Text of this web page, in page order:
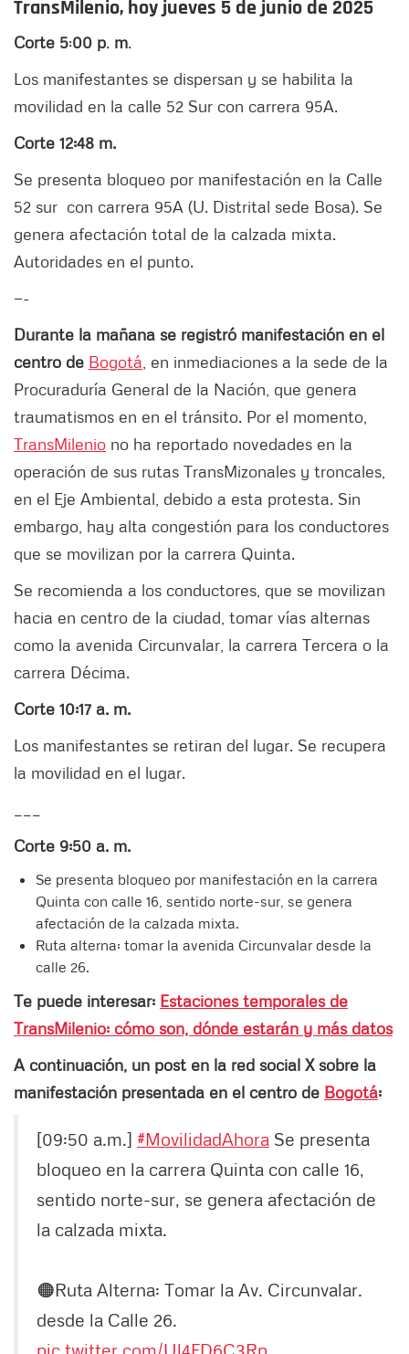
TransMilenio, hoy jueves 5 de junio de 2025
Corte 5:00 p. m.
Los manifestantes se dispersan y se habilita la
movilidad en la calle 52 Sur con carrera 95A.
Corte 12:48 m.
Se presenta bloqueo por manifestación en la Calle
52 sur con carrera 95A (U. Distrital sede Bosa). Se
genera afectación total de la calzada mixta.
Autoridades en el punto.
—-
Durante la mañana se registró manifestación en el
centro de Bogotá , en inmediaciones a la sede de la
Procuraduría General de la Nación, que genera
traumatismos en en el tránsito. Por el momento,
TransMilenio no ha reportado novedades en la
operación de sus rutas TransMizonales y troncales,
en el Eje Ambiental, debido a esta protesta. Sin
embargo, hay alta congestión para los conductores
que se movilizan por la carrera Quinta.
Se recomienda a los conductores, que se movilizan
hacia en centro de la ciudad, tomar vías alternas
como la avenida Circunvalar, la carrera Tercera o la
carrera Décima.
Corte 10:17 a. m.
Los manifestantes se retiran del lugar. Se recupera
la movilidad en el lugar.
Corte 9:50 a. m.
Se presenta bloqueo por manifestación en la carrera
Quinta con calle 16, sentido norte-sur, se genera
afectación de la calzada mixta.
Ruta alterna: tomar la avenida Circunvalar desde la
calle 26.
Te puede interesar: Estaciones temporales de
TransMilenio: cómo son, dónde estarán y más datos
A continuación, un post en la red social X sobre la
manifestación presentada en el centro de Bogotá:
[09:50 a.m.] #MovilidadAhora Se presenta
bloqueo en la carrera Quinta con calle 16,
sentido norte-sur, se genera afectación de
la calzada mixta.
🟠Ruta Alterna: Tomar la Av. Circunvalar.
desde la Calle 26.
pic.twitter.com/Ul4FD6C3Rp